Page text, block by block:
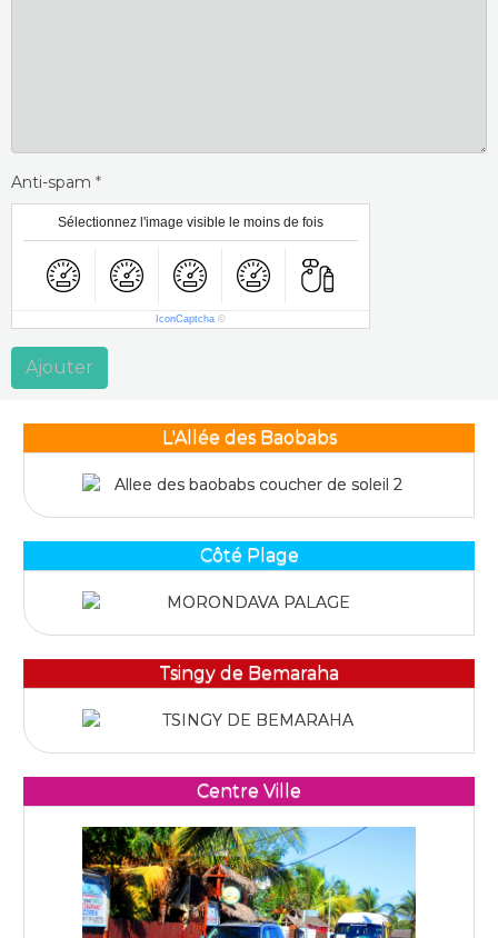
Anti-spam
Sélectionnez l'image visible le moins de fois
IconCaptcha ©
Ajouter
L'Allée des Baobabs
Côté Plage
Tsingy de Bemaraha
Centre Ville